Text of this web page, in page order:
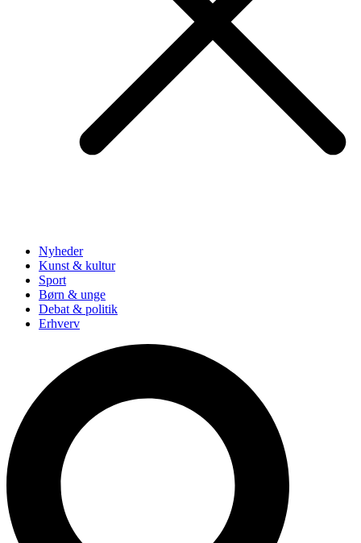
Nyheder
Kunst & kultur
Sport
Børn & unge
Debat & politik
Erhverv